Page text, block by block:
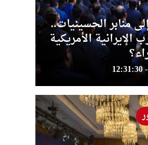
منابر الحسينيات..
الأمريكية